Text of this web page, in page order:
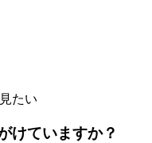
たい
けていますか？